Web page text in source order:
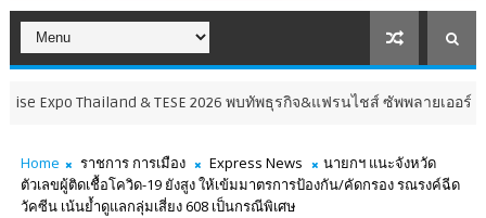
& TESE 2026 พบทัพธุรกิจ&แฟรนไชส์ ซัพพลายเออร์สินค้า เติมร
Home ราชการ การเมือง Express News
นายกฯ แนะจังหวัด
ตัวเลขผู้ติดเชื้อโควิด-19 ยังสูง ให้เข้มมาตรการป้องกัน/คัดกรอง รณรงค์ฉีด
วัคซีน เน้นย้ำดูแลกลุ่มเสี่ยง 608 เป็นกรณีพิเศษ